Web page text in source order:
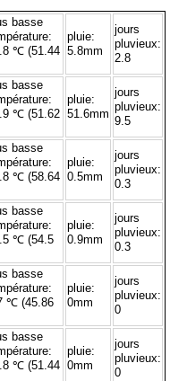
basse
℃ (51.44
pluie:
5.8mm
jours
pluvieux:
2.8
basse
℃ (51.62
pluie:
51.6mm
jours
pluvieux:
9.5
basse
℃ (58.64
pluie:
0.5mm
jours
pluvieux:
0.3
basse
℃ (54.5
pluie:
0.9mm
jours
pluvieux:
0.3
basse
℃ (45.86
pluie:
0mm
jours
pluvieux:
0
basse
℃ (51.44
pluie:
0mm
jours
pluvieux:
0